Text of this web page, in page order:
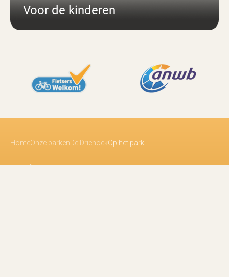
Voor de kinderen
HomeOnze parkenDe DriehoekOp het park